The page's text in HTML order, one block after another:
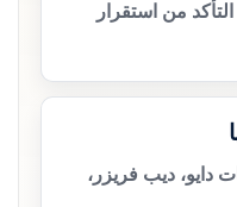
من استقرار
دايو، ديب فريزر،